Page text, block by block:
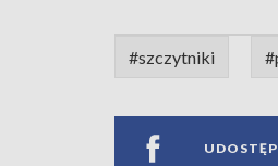
#szczytniki